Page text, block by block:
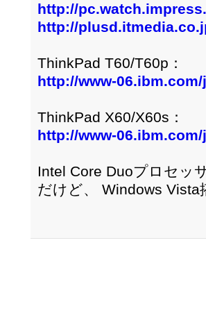
http://
http://
ThinkPad T60/T60p：
http://www-
ThinkPad X60/X60s：
http://www-
Intel Core Duoプロセッ
だけど、 Windows